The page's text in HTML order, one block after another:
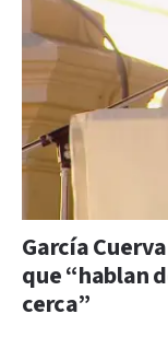
García
que “hablan
cerca”